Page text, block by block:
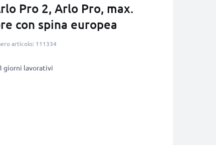
Pro 2, Arlo Pro, max.
con spina europea
articolo: 111334
giorni lavorativi